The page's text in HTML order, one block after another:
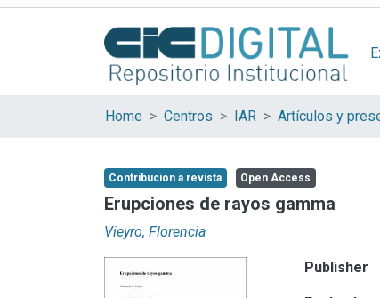
Home Centros IAR
Contribucion a revista Open Access
Erupciones de rayos gamma
Vieyro, Florencia
Publisher